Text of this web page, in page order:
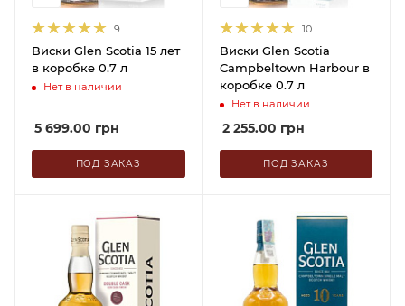
9
Виски Glen Scotia 15 лет
в коробке 0.7 л
Нет в наличии
5 699.00 грн
ПОД ЗАКАЗ
10
Виски Glen Scotia
Campbeltown Harbour в
коробке 0.7 л
Нет в наличии
2 255.00 грн
ПОД ЗАКАЗ